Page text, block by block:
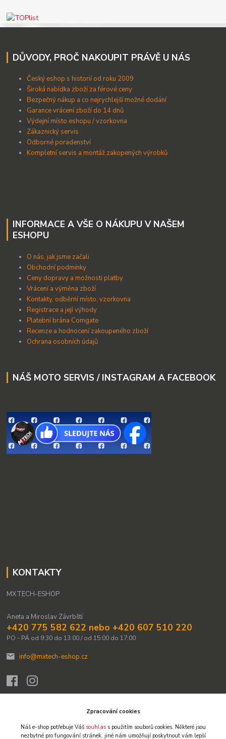
DŮVODY, PROČ NAKOUPIT PRÁVĚ U NÁS
Český eshop s historií od roku 2009
Široká nabídka zboží za férové ceny
Bezpečný nákup a co nejrychlejší možné dodání
Garance vrácení zboží do 14 dnů
Výdejní místo eshopu / vzorkovna
Zákaznický servis
Odborné poradenství
Kompletní servis a montáž zakopených výrobků
INFORMACE A VŠE O NÁKUPU V NAŠEM
ESHOPU
O nás, jak jsme začali
Obchodní podmínky
Ceny dopravy a možnosti platby
Vrácení a výměna zboží
Kontakty, odběrní místo, vzorkovna
Registrace a její výhody
Platební brána Comgate
Recenze a hodnocení zakoupeného zboží
Ochrana osobních údajů
NÁŠ MOTO SERVIS / INSTAGRAM A FACEBOOK
KONTAKTY
MXTECH-ESHOP
Aneta a Miroslav Závrbští
+420 775 582 622 nebo +420 607 510 220
PO - PÁ od 9:30 do 13:00 / od 15:00 do 17:00
info@mxtech-eshop.cz
Upravit sběr cookies.
Zpracování cookies
Náš e-shop potřebuje Váš souhlass použitím souborů cookies. Některé jsou
nezbytné pro fungování stránek, jiné nám umožňují poskytnout vám lepší